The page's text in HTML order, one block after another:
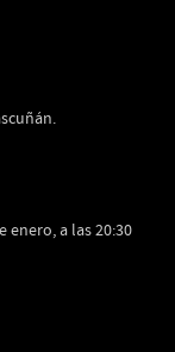
enero, a las 20:30